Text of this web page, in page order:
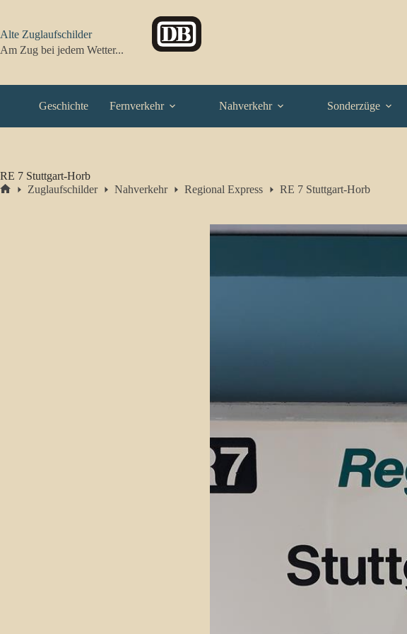
springen
Alte Zuglaufschilder
Am Zug bei jedem Wetter...
Geschichte Fernverkehr Nahverkehr Sonderzüge
RE 7 Stuttgart-Horb
Zuglaufschilder Nahverkehr Regional Express RE 7 Stuttgart-Horb